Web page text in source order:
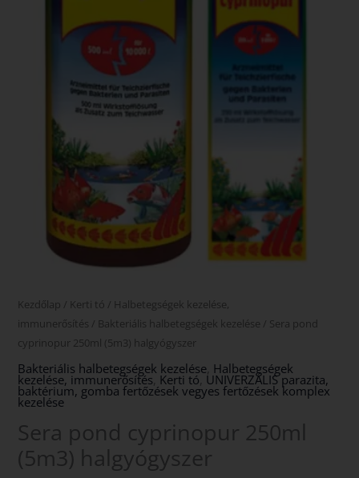
Kezdőlap / Kerti tó / Halbetegségek kezelése,
immunerősítés / Bakteriális halbetegségek kezelése / Sera pond
cyprinopur 250ml (5m3) halgyógyszer
Bakteriális halbetegségek kezelése Halbetegségek
kezelése, immunerősítés Kerti tó UNIVERZÁLIS parazita,
baktérium, gomba fertőzések vegyes fertőzések komplex
kezelése
Sera pond cyprinopur 250ml
(5m3) halgyógyszer